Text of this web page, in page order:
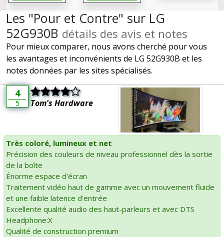
Les "Pour et Contre" sur LG
52G930B détails des avis et notes
Pour mieux comparer, nous avons cherché pour vous
les avantages et inconvénients de LG 52G930B et les
notes données par les sites spécialisés.
4
5 Tom's Hardware
Très coloré, lumineux et net
Précision des couleurs de niveau professionnel dès la sortie
de la boîte
Énorme espace d'écran
Traitement vidéo haut de gamme avec un mouvement fluide
et une faible latence d'entrée
Excellente qualité audio des haut-parleurs et avec DTS
Headphone:X
Qualité de construction premium